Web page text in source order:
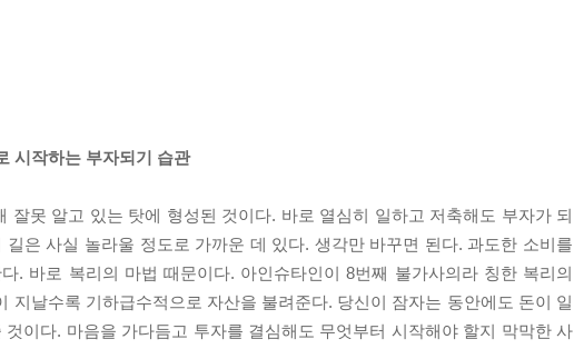
시작하는 부자되기 습관
못 알고 있는 탓에 형성된 것이다. 바로 열심히 일하고 저축해도 부자가 되
은 사실 놀라울 정도로 가까운 데 있다. 생각만 바꾸면 된다. 과도한 소비를
. 바로 복리의 마법 때문이다. 아인슈타인이 8번째 불가사의라 칭한 복리의
날수록 기하급수적으로 자산을 불려준다. 당신이 잠자는 동안에도 돈이 일
이다. 마음을 가다듬고 투자를 결심해도 무엇부터 시작해야 할지 막막한 사